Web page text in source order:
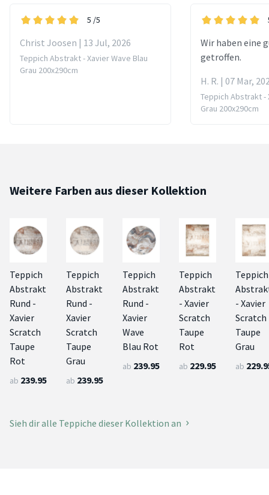
5 /5
Christ Joosen | 13 Jul, 2026
Teppich Abstrakt - Xavier Wave Blau
Grau 200x290cm
Wir haben eine
getroffen.
H. R. | 07 Mar,
Teppich Abstrakt -
Grau 200x290cm
Weitere Farben aus dieser Kollektion
Teppich
Abstrakt
Rund -
Xavier
Scratch
Taupe
Rot
ab 239.95
Teppich
Abstrakt
Rund -
Xavier
Scratch
Taupe
Grau
ab 239.95
Teppich
Abstrakt
Rund -
Xavier
Wave
Blau Rot
ab 239.95
Teppich
Abstrakt
- Xavier
Scratch
Taupe
Rot
ab 229.95
Teppich
- Xavier
Scratch
Taupe
Grau
ab
Sieh dir alle Teppiche dieser Kollektion an